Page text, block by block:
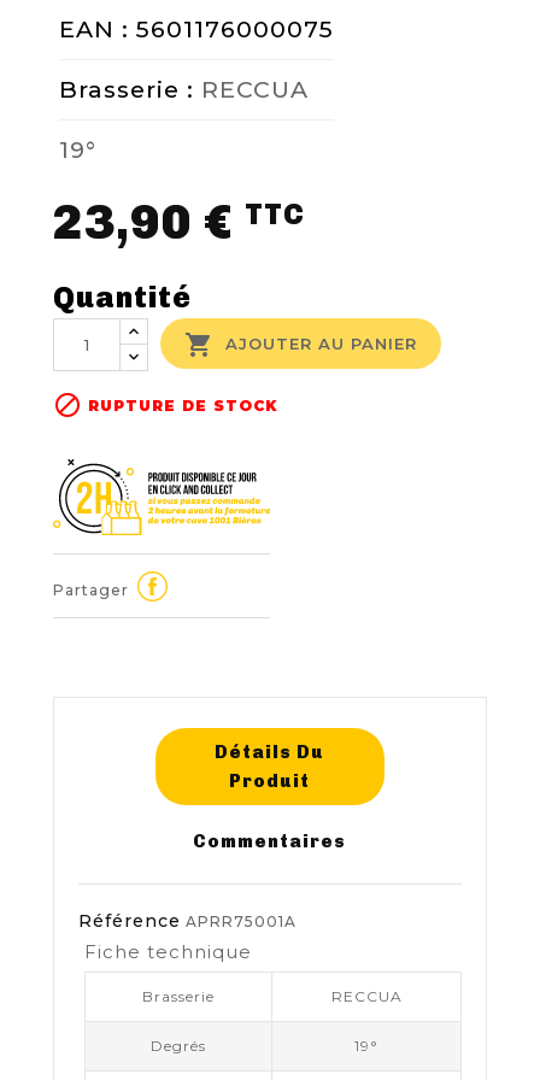
EAN : 5601176000075
Brasserie : RECCUA
19°
23,90 € TTC
Quantité
 AJOUTER AU PANIER
 RUPTURE DE STOCK
Partager
Détails Du
Produit
Commentaires
Référence APRR75001A
Fiche technique
Brasserie RECCUA
Degrés 19°